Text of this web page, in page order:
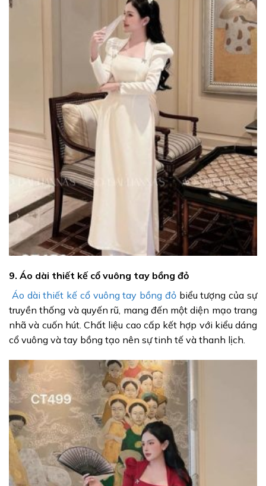
9. Áo dài thiết kế cổ vuông tay bồng đỏ
Áo dài thiết kế cổ vuông tay bồng đỏbiểu tượng của sự
truyền thống và quyến rũ, mang đến một diện mạo trang
nhã và cuốn hút. Chất liệu cao cấp kết hợp với kiểu dáng
cổ vuông và tay bồng tạo nên sự tinh tế và thanh lịch.